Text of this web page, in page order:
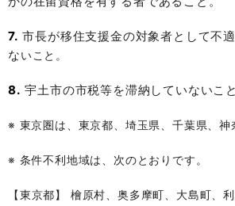
7. 市長が移住支援金の対象者として不
ないこと。
8. 宇土市の市税等を滞納していないこと
※ 東京圏は、東京都、埼玉県、千葉県、神
※ 条件不利地域は、次のとおりです。
【東京都】 檜原村、奥多摩町、大島町、